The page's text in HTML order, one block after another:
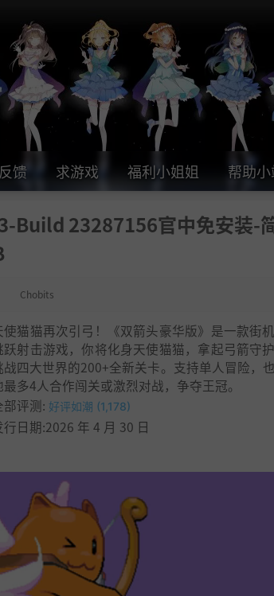
馈 求游戏 福利小姐姐 帮助
Build 23287156官中免安装-
Chobits
使猫猫再次引弓！《双箭头豪华版》是一款街
跃射击游戏，你将化身天使猫猫，拿起弓箭守护
战四大世界的200+全新关卡。支持单人冒险，
最多4人合作闯关或激烈对战，争夺王冠。
部评测: 好评如潮 (1,178)
行日期:2026 年 4 月 30 日